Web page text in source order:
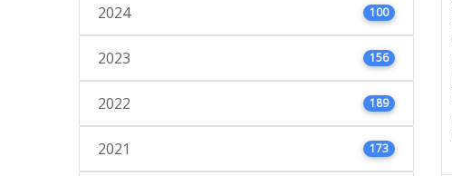
2024 100
2023 156
2022 189
2021 173